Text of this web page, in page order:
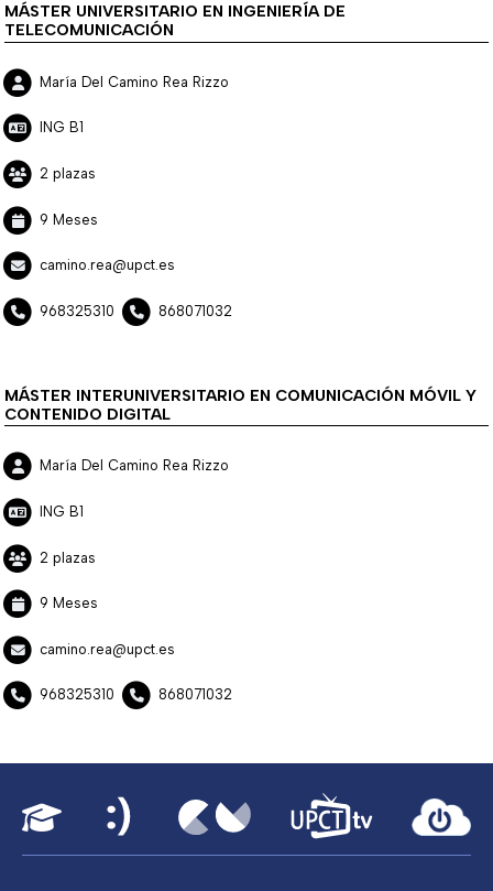
MÁSTER UNIVERSITARIO EN INGENIERÍA DE
TELECOMUNICACIÓN
María Del Camino Rea Rizzo
ING B1
2 plazas
9 Meses
camino.rea@upct.es
968325310 868071032
MÁSTER INTERUNIVERSITARIO EN COMUNICACIÓN MÓVIL Y
CONTENIDO DIGITAL
María Del Camino Rea Rizzo
ING B1
2 plazas
9 Meses
camino.rea@upct.es
968325310 868071032